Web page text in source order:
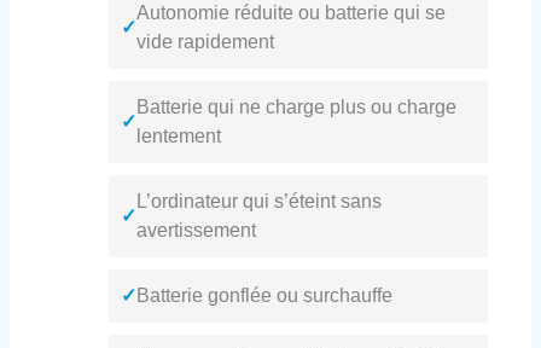
✓
Autonomie réduite ou batterie qui se
vide rapidement
✓
Batterie qui ne charge plus ou charge
lentement
✓
L’ordinateur qui s’éteint sans
avertissement
✓ Batterie gonflée ou surchauffe